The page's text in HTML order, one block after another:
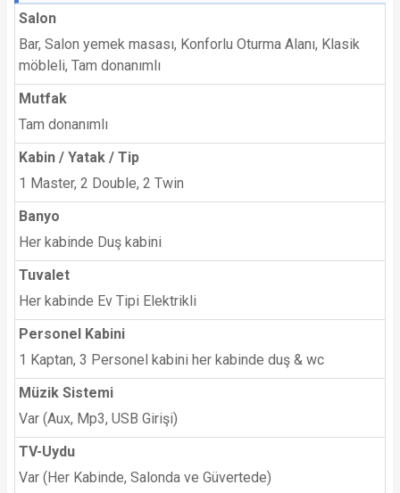
Salon
Bar, Salon yemek masası, Konforlu Oturma Alanı, Klasik
möbleli, Tam donanımlı
Mutfak
Tam donanımlı
Kabin / Yatak / Tip
1 Master, 2 Double, 2 Twin
Banyo
Her kabinde Duş kabini
Tuvalet
Her kabinde Ev Tipi Elektrikli
Personel Kabini
1 Kaptan, 3 Personel kabini her kabinde duş & wc
Müzik Sistemi
Var (Aux, Mp3, USB Girişi)
TV-Uydu
Var (Her Kabinde, Salonda ve Güvertede)